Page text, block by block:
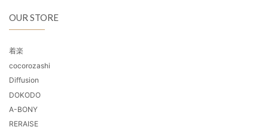
OUR STORE
着楽
cocorozashi
Diffusion
DOKODO
A-BONY
RERAISE